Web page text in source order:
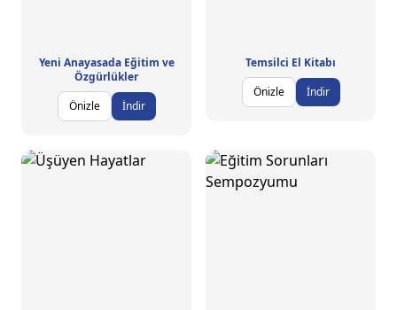
Yeni Anayasada Eğitim ve
Özgürlükler
Önizle
İndir
Temsilci El Kitabı
Önizle
İndir